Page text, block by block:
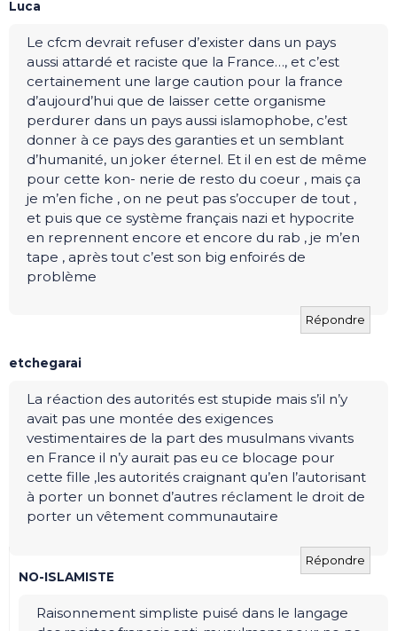
Luca
Le cfcm devrait refuser d’exister dans un pays
aussi attardé et raciste que la France…, et c’est
certainement une large caution pour la france
d’aujourd’hui que de laisser cette organisme
perdurer dans un pays aussi islamophobe, c’est
donner à ce pays des garanties et un semblant
d’humanité, un joker éternel. Et il en est de même
pour cette kon- nerie de resto du coeur , mais ça
je m’en fiche , on ne peut pas s’occuper de tout ,
et puis que ce système français nazi et hypocrite
en reprennent encore et encore du rab , je m’en
tape , après tout c’est son big enfoirés de
problème
Répondre
etchegarai
La réaction des autorités est stupide mais s’il n’y
avait pas une montée des exigences
vestimentaires de la part des musulmans vivants
en France il n’y aurait pas eu ce blocage pour
cette fille ,les autorités craignant qu’en l’autorisant
à porter un bonnet d’autres réclament le droit de
porter un vêtement communautaire
Répondre
NO-ISLAMISTE
Raisonnement simpliste puisé dans le langage